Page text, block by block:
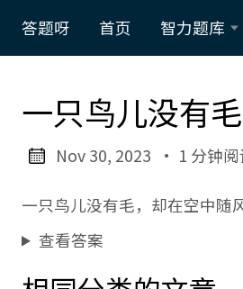
答题呀 首页 智力题库
题
脑筋急转
谜语大全
一只鸟儿没有
Nov 30, 2023 · 1 分钟
一只鸟儿没有毛，却在空中随
查看答案